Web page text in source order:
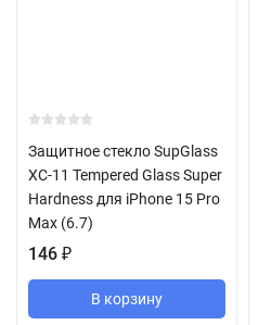
Защитное стекло SupGlass
XC-11 Tempered Glass Super
Hardness для iPhone 15 Pro
Max (6.7)
146 ₽
В корзину